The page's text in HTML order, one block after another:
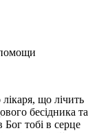
що лічить
бесідника та
тобі в серце